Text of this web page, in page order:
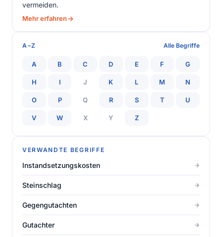
vermeiden.
Mehr erfahren
A–Z Alle Begriffe
A B C D E F G
H I J K L M N
O P Q R S T U
V W X Y Z
VERWANDTE BEGRIFFE
Instandsetzungskosten
Steinschlag
Gegengutachten
Gutachter